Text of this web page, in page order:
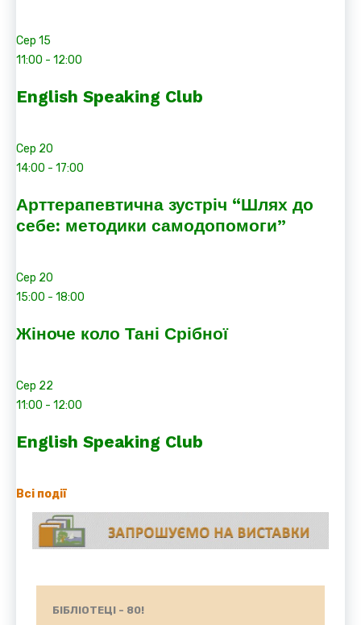
Сер 15
11:00 - 12:00
English Speaking Club
Сер 20
14:00 - 17:00
Арттерапевтична зустріч “Шлях до
себе: методики самодопомоги”
Сер 20
15:00 - 18:00
Жіноче коло Тані Срібної
Сер 22
11:00 - 12:00
English Speaking Club
Всі події
БІБЛІОТЕЦІ - 80!